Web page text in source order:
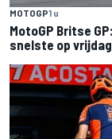
MOTOGP1 u
MotoGP Britse
snelste op